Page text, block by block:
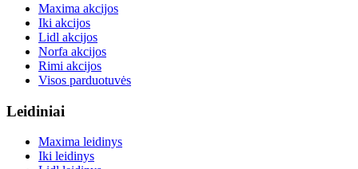
Maxima akcijos
Iki akcijos
Lidl akcijos
Norfa akcijos
Rimi akcijos
Visos parduotuvės
Leidiniai
Maxima leidinys
Iki leidinys